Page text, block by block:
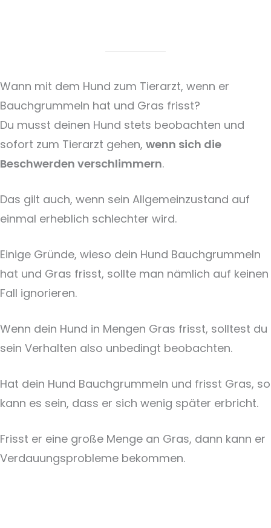
Wann mit dem Hund zum Tierarzt, wenn er
Bauchgrummeln hat und Gras frisst?
Du musst deinen Hund stets beobachten und
sofort zum Tierarzt gehen, wenn sich die
Beschwerden verschlimmern.
Das gilt auch, wenn sein Allgemeinzustand auf
einmal erheblich schlechter wird.
Einige Gründe, wieso dein Hund Bauchgrummeln
hat und Gras frisst, sollte man nämlich auf keinen
Fall ignorieren.
Wenn dein Hund in Mengen Gras frisst, solltest du
sein Verhalten also unbedingt beobachten.
Hat dein Hund Bauchgrummeln und frisst Gras, so
kann es sein, dass er sich wenig später erbricht.
Frisst er eine große Menge an Gras, dann kann er
Verdauungsprobleme bekommen.